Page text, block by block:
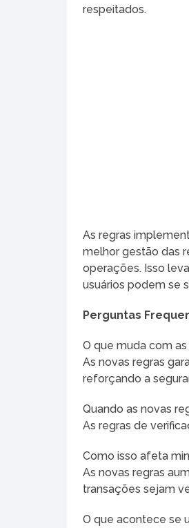
respeitados.
As regras
melhor gestão das
operações. Isso
usuários podem se
Perguntas
O que muda com
As novas regras
reforçando a
Quando as novas
As regras de
Como isso afeta
As novas regras
transações sejam
O que acontece se